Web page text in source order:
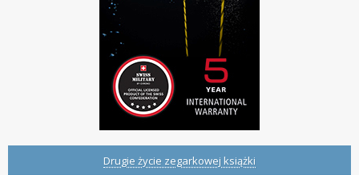
Drugie życie zegarkowej książki